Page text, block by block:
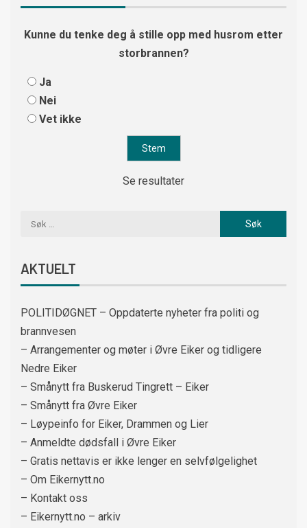
Kunne du tenke deg å stille opp med husrom etter
storbrannen?
Ja
Nei
Vet ikke
Se resultater
AKTUELT
POLITIDØGNET – Oppdaterte nyheter fra politi og
brannvesen
– Arrangementer og møter i Øvre Eiker og tidligere
Nedre Eiker
– Smånytt fra Buskerud Tingrett – Eiker
– Smånytt fra Øvre Eiker
– Løypeinfo for Eiker, Drammen og Lier
– Anmeldte dødsfall i Øvre Eiker
– Gratis nettavis er ikke lenger en selvfølgelighet
– Om Eikernytt.no
– Kontakt oss
– Eikernytt.no – arkiv